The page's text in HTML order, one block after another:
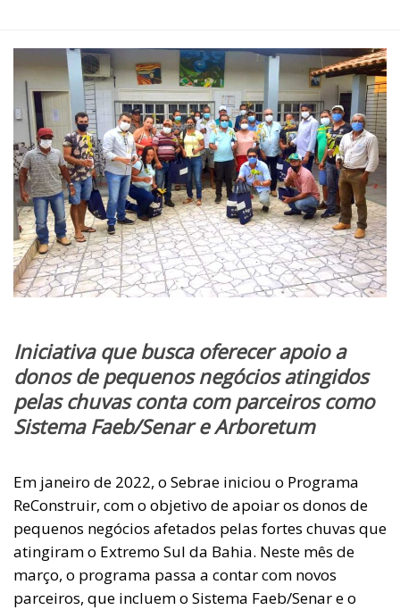
Iniciativa que busca oferecer apoio a
donos de pequenos negócios atingidos
pelas chuvas conta com parceiros como
Sistema Faeb/Senar e Arboretum
Em janeiro de 2022, o Sebrae iniciou o Programa
ReConstruir, com o objetivo de apoiar os donos de
pequenos negócios afetados pelas fortes chuvas que
atingiram o Extremo Sul da Bahia. Neste mês de
março, o programa passa a contar com novos
parceiros, que incluem o Sistema Faeb/Senar e o